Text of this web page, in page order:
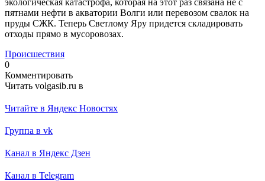
пятнами нефти в акватории Волги или перевозом свалок на
пруды СЖК. Теперь Светлому Яру придется складировать
отходы прямо в мусоровозах.
Происшествия
0
Комментировать
Читать volgasib.ru в
Читайте в Яндекс Новостях
Группа в vk
Канал в Яндекс Дзен
Канал в Telegram